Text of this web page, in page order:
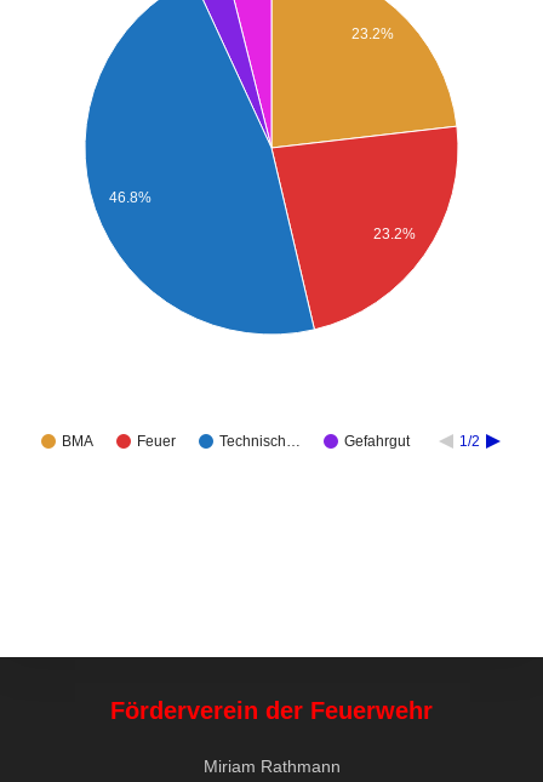
BMA Feuer Technisch… Gefahrgut 1/2
23.2%
23.2%
46.8%
Förderverein der Feuerwehr
Miriam Rathmann